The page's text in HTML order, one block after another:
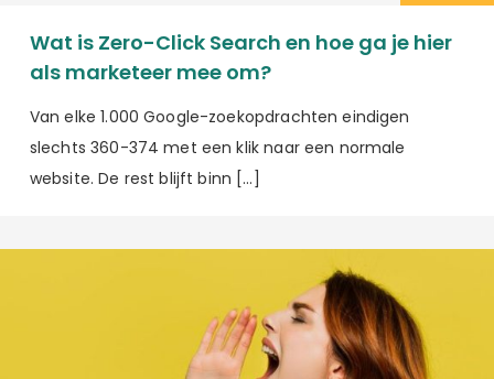
Wat is Zero-Click Search en hoe ga je hier
als marketeer mee om?
Van elke 1.000 Google-zoekopdrachten eindigen
slechts 360-374 met een klik naar een normale
website. De rest blijft binn […]